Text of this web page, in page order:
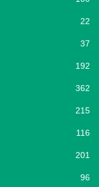
22
37
192
362
215
116
201
96